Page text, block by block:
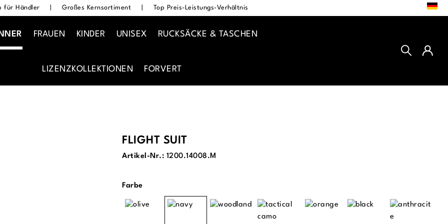
für Händler Großes Kernsortiment Top Preis-Leistungs-Verhältnis
FRAUEN KINDER UNISEX RUCKSÄCKE & TASCHEN
LIZENZKOLLEKTIONEN FORVERT
FLIGHT SUIT
Artikel-Nr.: 1200.14008.M
Farbeauswählen